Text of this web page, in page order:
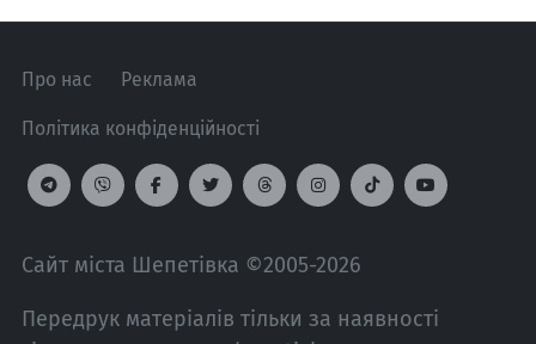
Про нас Реклама
Політика конфіденційності
Сайт міста Шепетівка ©2005-2026
Передрук матеріалів тільки за наявності